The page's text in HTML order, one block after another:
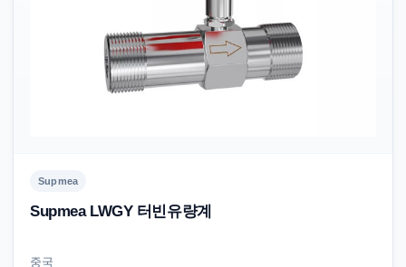
Supmea
Supmea LWGY 터빈유량계
중국